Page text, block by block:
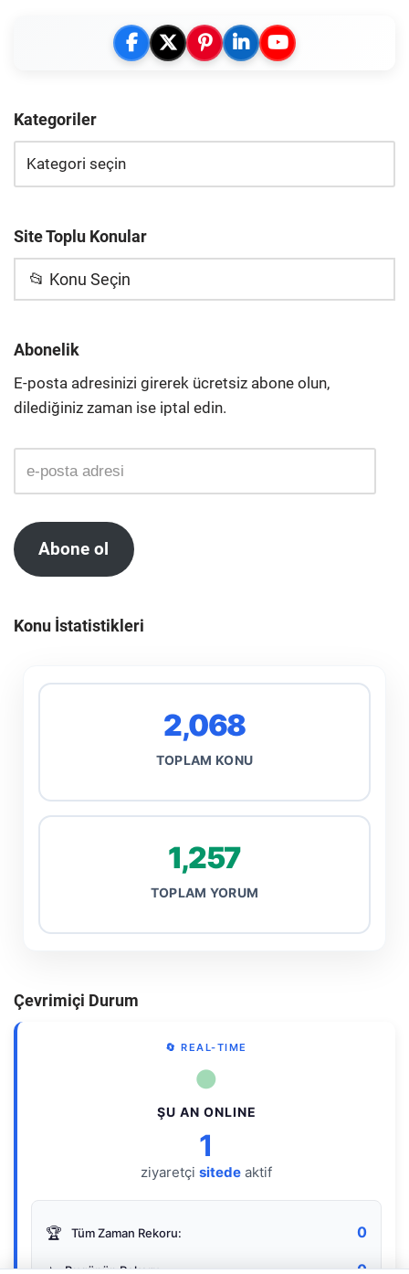
Kategoriler
Site Toplu Konular
📂 Konu Seçin
Abonelik
E-posta adresinizi girerek ücretsiz abone olun,
dilediğiniz zaman ise iptal edin.
Abone ol
Konu İstatistikleri
2,068
TOPLAM KONU
1,257
TOPLAM YORUM
Çevrimiçi Durum
🔄 REAL-TIME
●
ŞU AN ONLINE
1
ziyaretçi sitede aktif
🏆 Tüm Zaman Rekoru: 0
⭐ Bugünün Rekoru: 0